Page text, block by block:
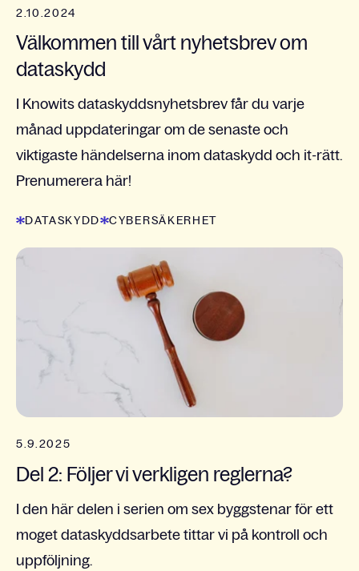
2.10.2024
Välkommen till vårt nyhetsbrev om
dataskydd
I Knowits dataskyddsnyhetsbrev får du varje
månad uppdateringar om de senaste och
viktigaste händelserna inom dataskydd och it-rätt.
Prenumerera här!
DATASKYDD CYBERSÄKERHET
5.9.2025
Del 2: Följer vi verkligen reglerna?
I den här delen i serien om sex byggstenar för ett
moget dataskyddsarbete tittar vi på kontroll och
uppföljning.